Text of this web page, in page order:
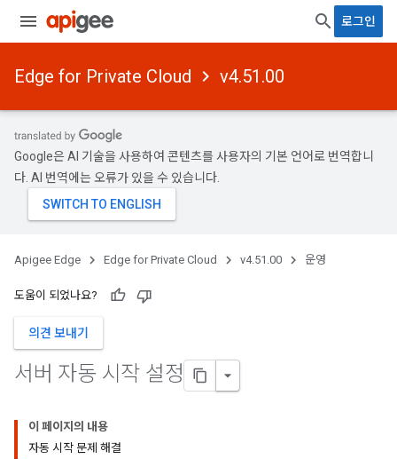
로그인
Edge for Private Cloud v4.51.00
Google은 AI 기술을 사용하여 콘텐츠를 사용자의 기본 언어로 번역합니
다. AI 번역에는 오류가 있을 수 있습니다.
Apigee Edge Edge for Private Cloud v4.51.00 운영
도움이 되었나요?
의견 보내기
서버 자동 시작 설정
이 페이지의 내용
자동 시작 문제 해결